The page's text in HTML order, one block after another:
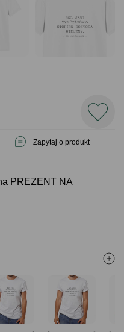
Zapytaj o produkt
PREZENT NA